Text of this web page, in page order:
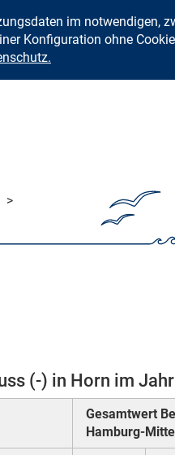
im notwendigen,
Konfiguration ohne
>
(-) in Horn im
Gesamtwert
Hamburg-Mitte